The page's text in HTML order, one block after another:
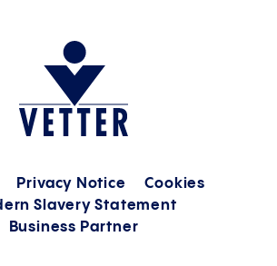
Privacy Notice
Cookies
Slavery Statement
Business Partner